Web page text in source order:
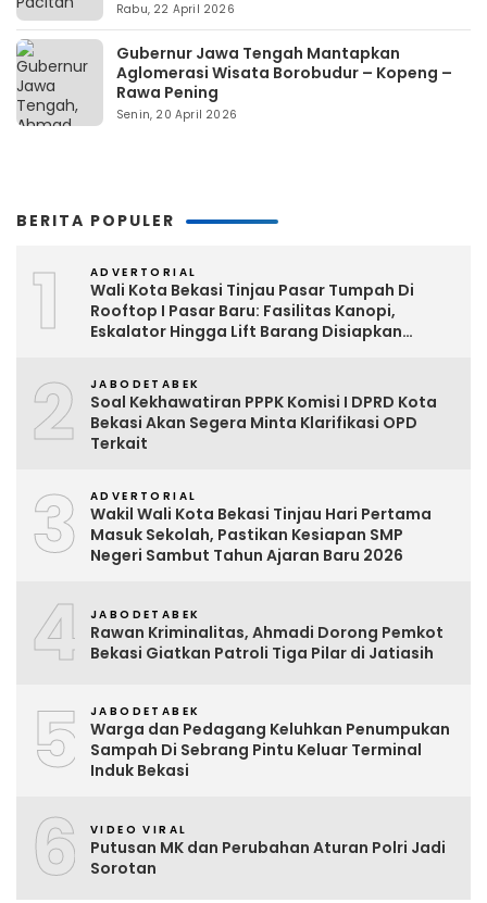
Rabu, 22 April 2026
Gubernur Jawa Tengah Mantapkan
Aglomerasi Wisata Borobudur – Kopeng –
Rawa Pening
Senin, 20 April 2026
BERITA POPULER
1 ADVERTORIAL
Wali Kota Bekasi Tinjau Pasar Tumpah Di
Rooftop I Pasar Baru: Fasilitas Kanopi,
Eskalator Hingga Lift Barang Disiapkan
2 JABODETABEK
Soal Kekhawatiran PPPK Komisi I DPRD Kota
Bekasi Akan Segera Minta Klarifikasi OPD
Terkait
3 ADVERTORIAL
Wakil Wali Kota Bekasi Tinjau Hari Pertama
Masuk Sekolah, Pastikan Kesiapan SMP
Negeri Sambut Tahun Ajaran Baru 2026
4 JABODETABEK
Rawan Kriminalitas, Ahmadi Dorong Pemkot
Bekasi Giatkan Patroli Tiga Pilar di Jatiasih
5 JABODETABEK
Warga dan Pedagang Keluhkan Penumpukan
Sampah Di Sebrang Pintu Keluar Terminal
Induk Bekasi
6 VIDEO VIRAL
Putusan MK dan Perubahan Aturan Polri Jadi
Sorotan